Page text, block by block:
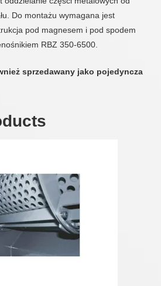
Do montażu wymagana jest
pod magnesem i pod spodem
RBZ 350-6500.
sprzedawany jako pojedyncza